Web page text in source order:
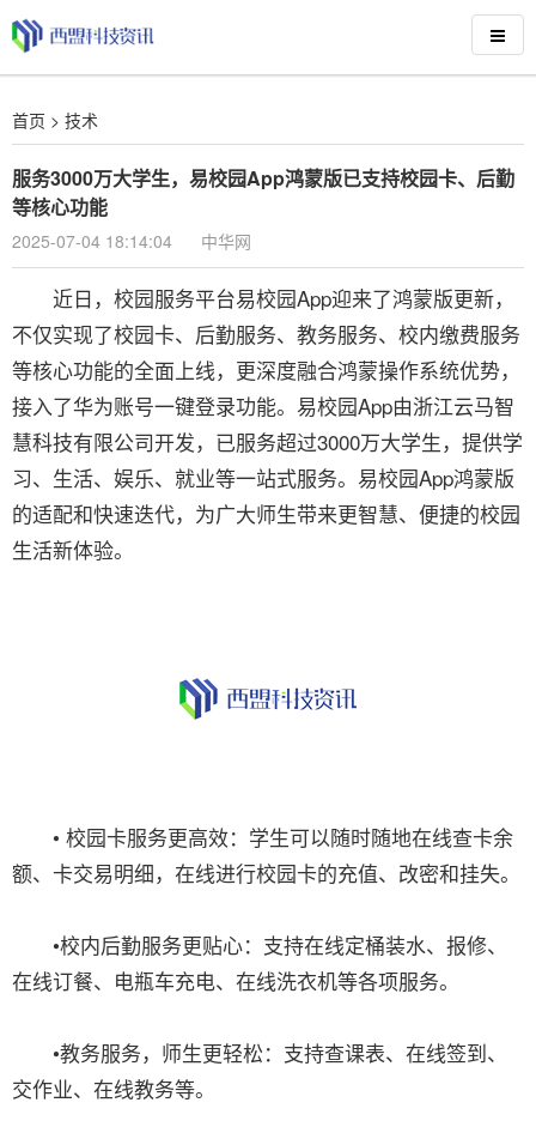
首页 > 技术
服务3000万大学生，易校园App鸿蒙版已支持校园卡、后勤
等核心功能
2025-07-04 18:14:04 中华网
近日，校园服务平台易校园App迎来了鸿蒙版更新，
不仅实现了校园卡、后勤服务、教务服务、校内缴费服务
等核心功能的全面上线，更深度融合鸿蒙操作系统优势，
接入了华为账号一键登录功能。易校园App由浙江云马智
慧科技有限公司开发，已服务超过3000万大学生，提供学
习、生活、娱乐、就业等一站式服务。易校园App鸿蒙版
的适配和快速迭代，为广大师生带来更智慧、便捷的校园
生活新体验。
• 校园卡服务更高效：学生可以随时随地在线查卡余
额、卡交易明细，在线进行校园卡的充值、改密和挂失。
•校内后勤服务更贴心：支持在线定桶装水、报修、
在线订餐、电瓶车充电、在线洗衣机等各项服务。
•教务服务，师生更轻松：支持查课表、在线签到、
交作业、在线教务等。